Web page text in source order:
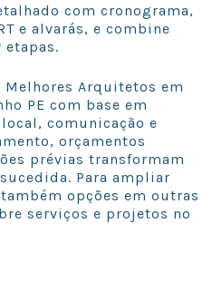
com cronograma,
e alvarás, e combine
etapas.
Melhores Arquitetos em
PE com base em
comunicação e
orçamentos
prévias transformam
Para ampliar
opções em outras
serviços e projetos no